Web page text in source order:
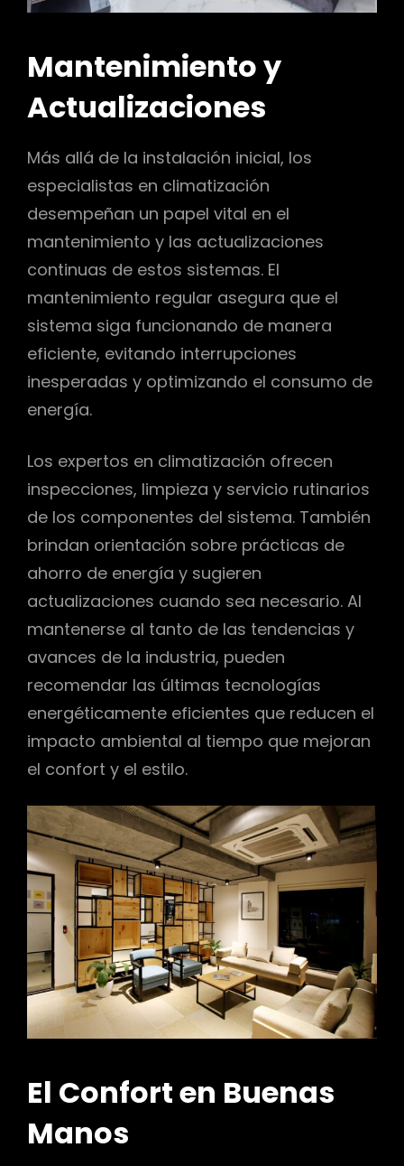
Mantenimiento y
Actualizaciones
Más allá de la instalación inicial, los
especialistas en climatización
desempeñan un papel vital en el
mantenimiento y las actualizaciones
continuas de estos sistemas. El
mantenimiento regular asegura que el
sistema siga funcionando de manera
eficiente, evitando interrupciones
inesperadas y optimizando el consumo de
energía.
Los expertos en climatización ofrecen
inspecciones, limpieza y servicio rutinarios
de los componentes del sistema. También
brindan orientación sobre prácticas de
ahorro de energía y sugieren
actualizaciones cuando sea necesario. Al
mantenerse al tanto de las tendencias y
avances de la industria, pueden
recomendar las últimas tecnologías
energéticamente eficientes que reducen el
impacto ambiental al tiempo que mejoran
el confort y el estilo.
El Confort en Buenas
Manos